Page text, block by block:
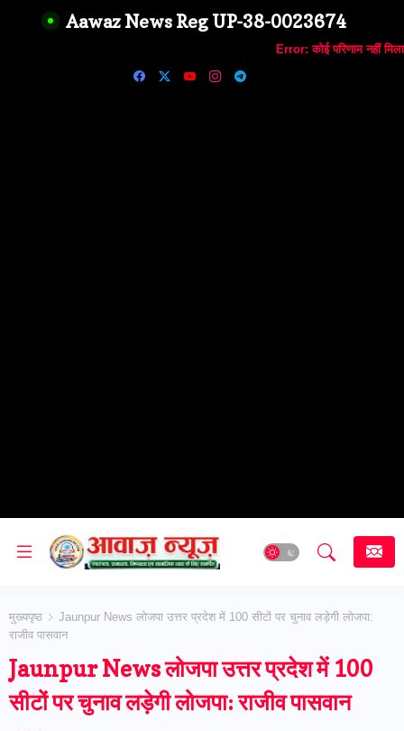
Aawaz News Reg UP-38-0023674
Error: कोई परिणाम नहीं मिला
मुख्यपृष्ठ
Jaunpur News लोजपा उत्तर प्रदेश में 100 सीटों पर चुनाव लड़ेगी लोजपा:
राजीव पासवान
Jaunpur News लोजपा उत्तर प्रदेश में 100
सीटों पर चुनाव लड़ेगी लोजपा: राजीव पासवान